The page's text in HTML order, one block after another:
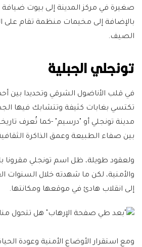
صغيرة في مركز المدينة إلى بيوت ضيافة
بالإضافة إلى مخيمات منظمة تقام
الصيف.
تونجلي الجبلية
في قلب الأناضول الشرقي وتحديدا بين
تكتسي بغابات كثيفة وتتشابك فيها
مدينة تونجلي أو "درسيم" -كما تُعرف
بين صفاء الطبيعة وعمق الذاكرة
ولعقود طويلة، ظل اسم تونجلي مقرونا
والأمنية، لكن ما شهدته خلال السنوات
إلى انقلاب هادئ في موقعها ومكانتها.
ومع استقرار الأوضاع الأمنية وعودة